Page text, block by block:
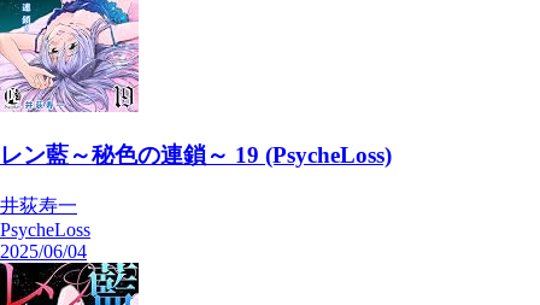
レン藍～秘色の連鎖～ 19 (PsycheLoss)
井荻寿一
PsycheLoss
2025/06/04